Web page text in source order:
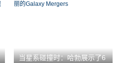
当星系碰撞时：哈勃展示了6